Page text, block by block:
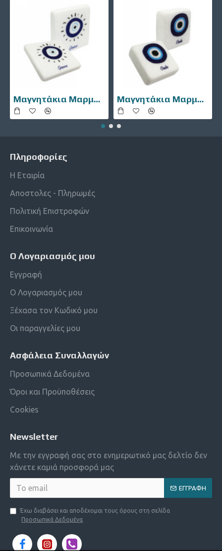
Μαγνητάκια Μαρμάρινα 10106-002 Μαγνητάκια Μαρμάρινα 10106-007
Πληροφορίες
Η Εταιρία
Αποστολες - Πληρωμές
Πολιτική Επιστροφών
Επικοινωνία
Ο Λογαριασμός μου
Εγγραφή
Ο Λογαριασμός μου
Ξέχασα τον Κωδικό μου
Οι παραγγελίες μου
Ασφάλεια Συναλλαγών
Προσωπικά Δεδομένα
Όροι και Προϋποθέσεις
Cookies
Newsletter
Με την εγγραφή σας στο ενημερωτικό μας δελτίο δεν
χάνετε καμιά προσφορά μας
ΕΓΓΡΑΦΉ
Έχω διαβάσει και αποδέχομαι τους όρους στη σελίδα
Προσωπικά Δεδομένα